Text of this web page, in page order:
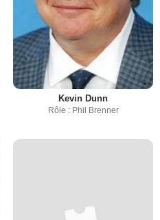
Kevin Dunn
Rôle : Phil Brenner